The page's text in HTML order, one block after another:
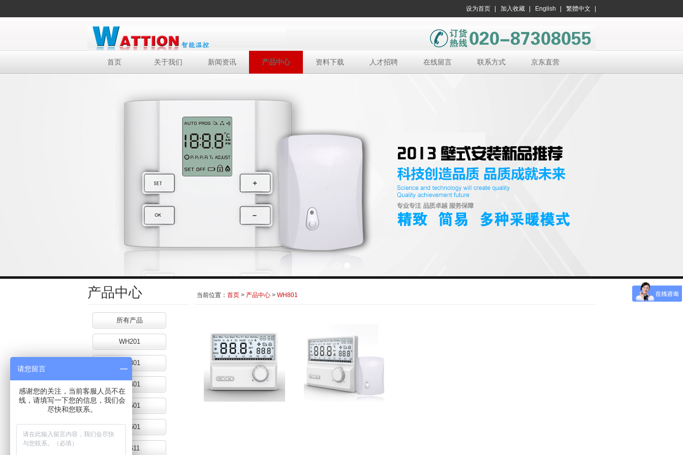
繁體中文
English
加入收藏
设为首页
首页 关于我们 新闻资讯 产品中心 资料下载 人才招聘 在线留言 联系方式 京东直营
产品中心
所有产品
WH201
WH301
WH401
WH501
WH601
WH611
当前位置： 首页 > 产品中心 > WH801
请您留言
感谢您的关注，当前客服人员不在
线，请填写一下您的信息，我们会
尽快和您联系。